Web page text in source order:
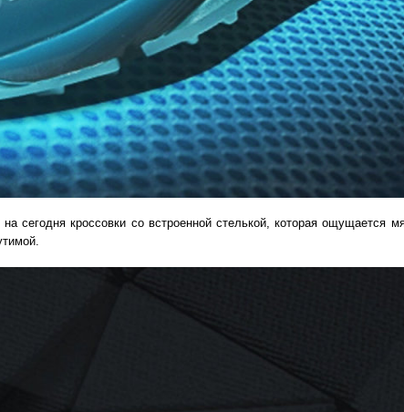
сегодня кроссовки cо встроенной стелькой, которая ощущается